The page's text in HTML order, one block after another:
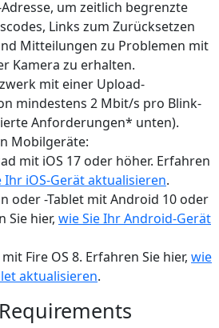
um zeitlich begrenzte
Links zum Zurücksetzen
Mitteilungen zu Problemen mit
Kamera zu erhalten.
mit einer Upload-
mindestens 2 Mbit/s pro Blink-
Anforderungen* unten).
Mobilgeräte:
mit iOS 17 oder höher. Erfahren
Ihr iOS-Gerät aktualisieren.
oder -Tablet mit Android 10 oder
Sie hier, wie Sie Ihr Android-Gerät
Fire OS 8. Erfahren Sie hier, wie
aktualisieren.